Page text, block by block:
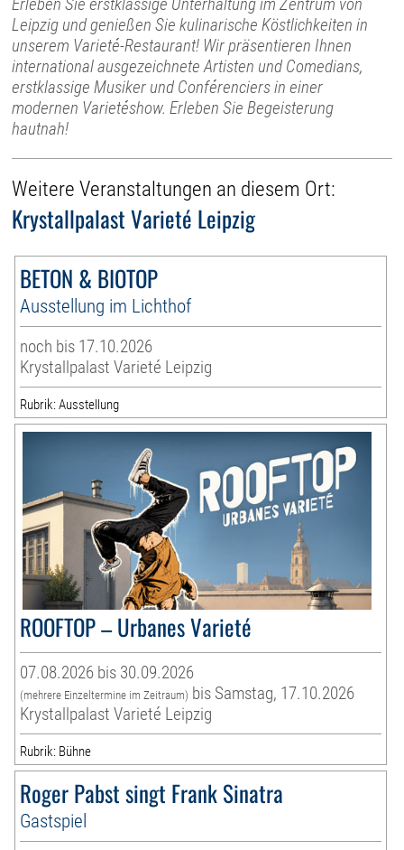
Leipzig und genießen Sie kulinarische Köstlichkeiten in
unserem Varieté-Restaurant! Wir präsentieren Ihnen
international ausgezeichnete Artisten und Comedians,
erstklassige Musiker und Conférenciers in einer
modernen Varietéshow. Erleben Sie Begeisterung
hautnah!
Weitere Veranstaltungen an diesem Ort:
Krystallpalast Varieté Leipzig
BETON & BIOTOP
Ausstellung im Lichthof
noch bis 17.10.2026
Krystallpalast Varieté Leipzig
Rubrik: Ausstellung
ROOFTOP – Urbanes Varieté
07.08.2026 bis 30.09.2026
(mehrere Einzeltermine im Zeitraum) bis Samstag, 17.10.2026
Krystallpalast Varieté Leipzig
Rubrik: Bühne
Roger Pabst singt Frank Sinatra
Gastspiel